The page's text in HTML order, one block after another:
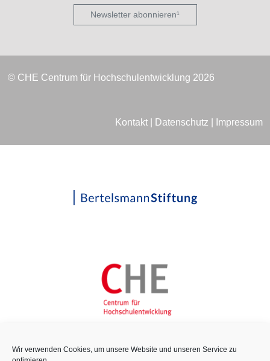
Wir verwenden Cookies, um unsere Website und unseren Service zu
Newsletter abonnieren¹
© CHE Centrum für Hochschulentwicklung 2026
Kontakt| Datenschutz Impressum